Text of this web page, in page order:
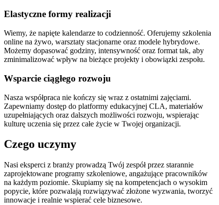
Elastyczne formy realizacji
Wiemy, że napięte kalendarze to codzienność. Oferujemy szkolenia
online na żywo, warsztaty stacjonarne oraz modele hybrydowe.
Możemy dopasować godziny, intensywność oraz format tak, aby
zminimalizować wpływ na bieżące projekty i obowiązki zespołu.
Wsparcie ciągłego rozwoju
Nasza współpraca nie kończy się wraz z ostatnimi zajęciami.
Zapewniamy dostęp do platformy edukacyjnej CLA, materiałów
uzupełniających oraz dalszych możliwości rozwoju, wspierając
kulturę uczenia się przez całe życie w Twojej organizacji.
Czego uczymy
Nasi eksperci z branży prowadzą Twój zespół przez starannie
zaprojektowane programy szkoleniowe, angażujące pracowników
na każdym poziomie. Skupiamy się na kompetencjach o wysokim
popycie, które pozwalają rozwiązywać złożone wyzwania, tworzyć
innowacje i realnie wspierać cele biznesowe.